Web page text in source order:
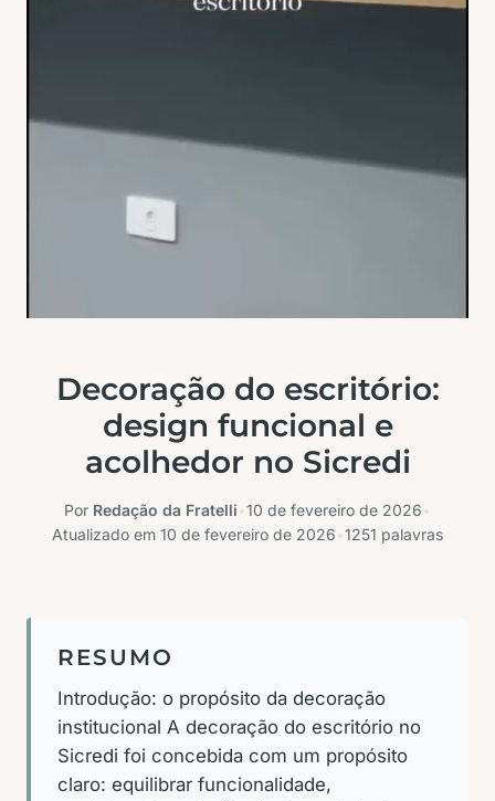
Decoração do escritório:
design funcional e
acolhedor no Sicredi
Por Redação da Fratelli 10 de fevereiro de 2026
Atualizado em 10 de fevereiro de 2026 1251 palavras
RESUMO
Introdução: o propósito da decoração
institucional A decoração do escritório no
Sicredi foi concebida com um propósito
claro: equilibrar funcionalidade,